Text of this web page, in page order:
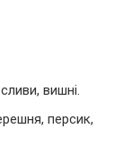
вишні.
персик,